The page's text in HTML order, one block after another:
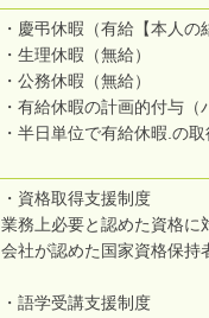
・慶弔休暇（有給【本人
・生理休暇（無給）
・公務休暇（無給）
・有給休暇の計画的付与
・半日単位で有給休暇.の
・資格取得支援制度
業務上必要と認めた資格に
会社が認めた国家資格保持
・語学受講支援制度